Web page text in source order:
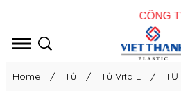
Home / Tủ / Tủ Vita L / TỦ